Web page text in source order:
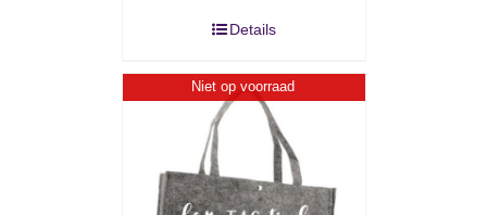
Details
Niet op voorraad